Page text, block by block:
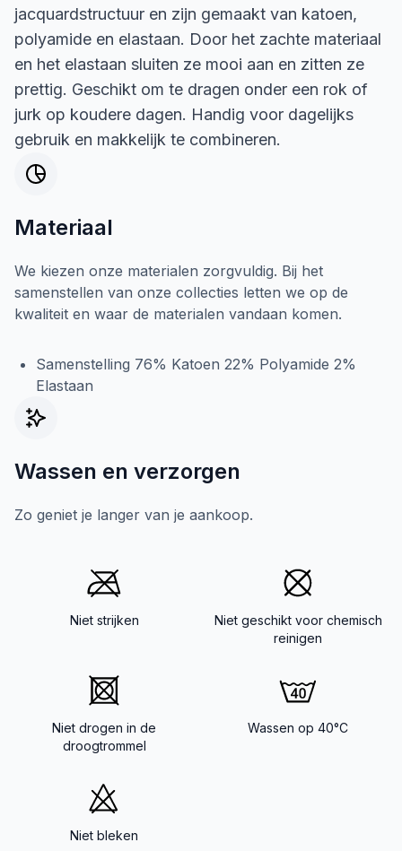
jacquardstructuur en zijn gemaakt van katoen,
polyamide en elastaan. Door het zachte materiaal
en het elastaan sluiten ze mooi aan en zitten ze
prettig. Geschikt om te dragen onder een rok of
jurk op koudere dagen. Handig voor dagelijks
gebruik en makkelijk te combineren.
Materiaal
We kiezen onze materialen zorgvuldig. Bij het
samenstellen van onze collecties letten we op de
kwaliteit en waar de materialen vandaan komen.
Samenstelling 76% Katoen 22% Polyamide 2%
Elastaan
Wassen en verzorgen
Zo geniet je langer van je aankoop.
Niet strijken
Niet geschikt voor chemisch
reinigen
Niet drogen in de
droogtrommel
Wassen op 40°C
Niet bleken